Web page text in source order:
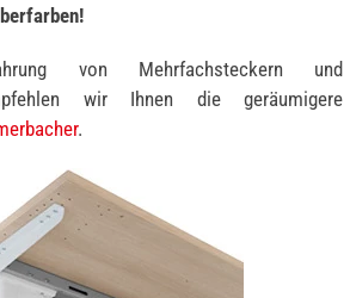
von Mehrfachsteckern und
wir Ihnen die geräumigere
.